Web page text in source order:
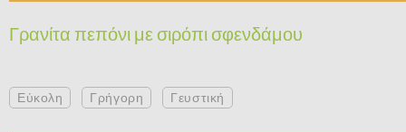
Γρανίτα πεπόνι με σιρόπι σφενδάμου
Εύκολη Γρήγορη Γευστική